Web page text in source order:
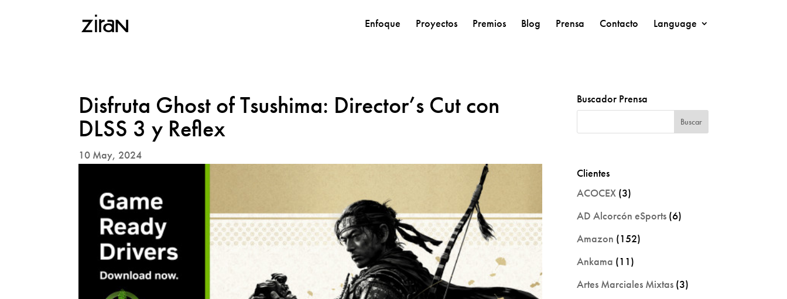
Enfoque Proyectos Premios Blog Prensa Contacto Language
Disfruta Ghost of Tsushima: Director’s Cut con
DLSS 3 y Reflex
10 May, 2024
Buscador Prensa
Clientes
ACOCEX (3)
AD Alcorcón eSports (6)
Amazon (152)
Ankama (11)
Artes Marciales Mixtas (3)